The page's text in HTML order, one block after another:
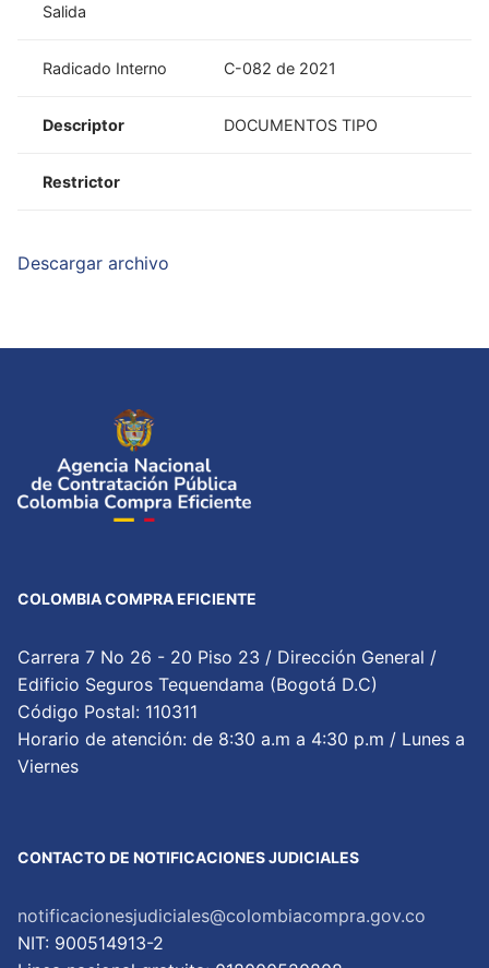
Salida
Radicado Interno C-082 de 2021
Descriptor DOCUMENTOS TIPO
Restrictor
Descargar archivo
COLOMBIA COMPRA EFICIENTE
Carrera 7 No 26 - 20 Piso 23 / Dirección General /
Edificio Seguros Tequendama (Bogotá D.C)
Código Postal: 110311
Horario de atención: de 8:30 a.m a 4:30 p.m / Lunes a
Viernes
CONTACTO DE NOTIFICACIONES JUDICIALES
notificacionesjudiciales@colombiacompra.gov.co
NIT: 900514913-2